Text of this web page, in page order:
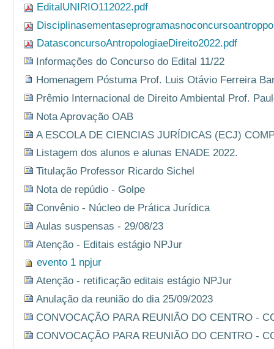
EditalUNIRIO112022.pdf
DatasconcursoAntropologiaeDireito2022.pdf
Informações do Concurso do Edital 11/22
Homenagem Póstuma Prof. Luis Otávio Ferreira
Prêmio Internacional de Direito Ambiental Prof.
Nota Aprovação OAB
A ESCOLA DE CIENCIAS JURÍDICAS (ECJ)
Listagem dos alunos e alunas ENADE 2022.
Titulação Professor Ricardo Sichel
Nota de repúdio - Golpe
Convênio - Núcleo de Prática Jurídica
Aulas suspensas - 29/08/23
Atenção - Editais estágio NPJur
evento 1 npjur
Atenção - retificação editais estágio NPJur
Anulação da reunião do dia 25/09/2023
CONVOCAÇÃO PARA REUNIÃO DO CENTRO -
CONVOCAÇÃO PARA REUNIÃO DO CENTRO -